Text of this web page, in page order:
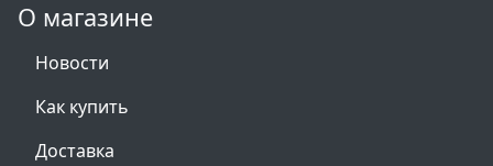
О магазине
Новости
Как купить
Доставка